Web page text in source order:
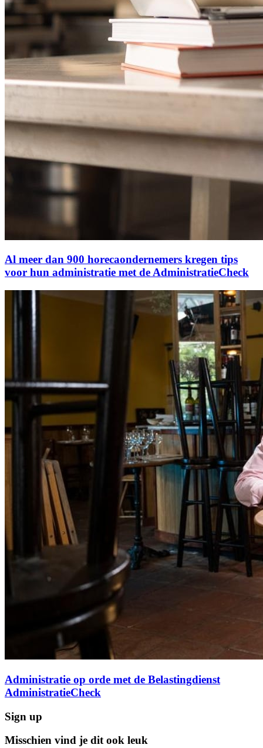
Al meer dan 900 horecaondernemers kregen tips
voor hun administratie met de AdministratieCheck
Administratie op orde met de Belastingdienst
AdministratieCheck
Sign up
Misschien vind je dit ook leuk